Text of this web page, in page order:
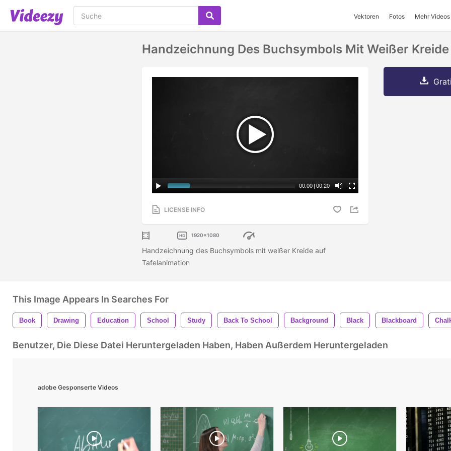
Vektoren Fotos Mehr Videos
Handzeichnung Des Buchsymbols Mit Weißer
00:00 | 00:20
LICENSE INFO
1920x1080
Handzeichnung des Buchsymbols mit weißer Kreide auf
Tafelanimation
This Image Appears In Searches For
Book Drawing Education School Study Back To School Background Black Blackboard
Benutzer, Die Diese Datei Heruntergeladen Haben, Haben Außerdem Heruntergeladen
adobe Gesponserte Videos